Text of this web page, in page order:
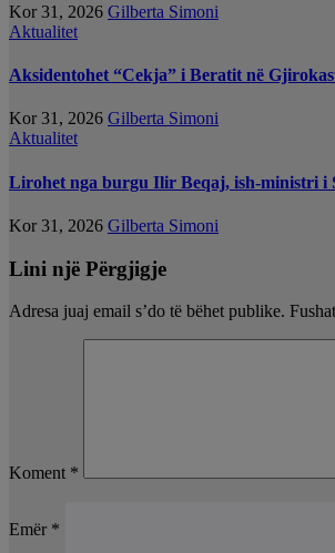
Kor 31, 2026 Gilberta Simoni
Aktualitet
Aksidentohet “Cekja” i Beratit në
Kor 31, 2026 Gilberta Simoni
Aktualitet
Lirohet nga burgu Ilir Beqaj, ish-ministri i
Kor 31, 2026 Gilberta Simoni
Lini një Përgjigje
Adresa juaj email s’do të bëhet publike.
Koment *
Emër *